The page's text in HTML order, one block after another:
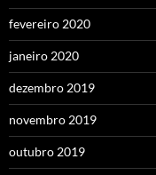
fevereiro 2020
janeiro 2020
dezembro 2019
novembro 2019
outubro 2019